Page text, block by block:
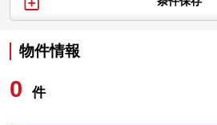
物件情報
0 件